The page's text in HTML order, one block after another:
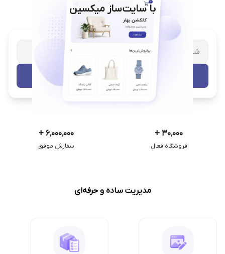
با سایت‌ساز میکسین
شریک تجاری ترب با پشتیبانی اختصاصی
تست رایگان
۳۰٬۰۰۰ +
فروشگاه فعال
۶٬۰۰۰٬۰۰۰ +
سفارش موفق
مدیریت ساده و حرفه‌ای